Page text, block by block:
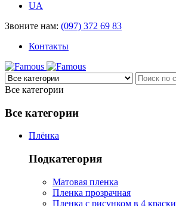
UA
Звоните нам: (097) 372 69 83
Контакты
Все категории
Все категории
Плёнка
Подкатегория
Матовая пленка
Пленка прозрачная
Пленка с рисунком в 4 краски